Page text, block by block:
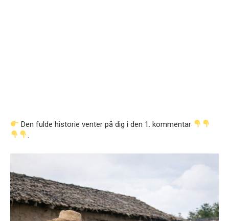
Den fulde historie venter på dig i den 1. kommentar
.